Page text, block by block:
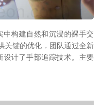
中构建自然和沉浸的裸手交
关键的优化，团队通过全新
设计了手部追踪技术。主要
）